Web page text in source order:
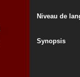
Niveau de
Synopsis